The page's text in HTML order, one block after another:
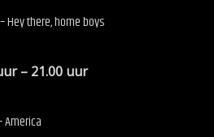
Hey there, home boys
– 21.00 uur
America